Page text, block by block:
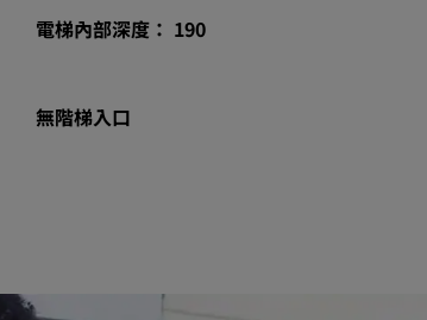
電梯內部深度： 190
無階梯入口